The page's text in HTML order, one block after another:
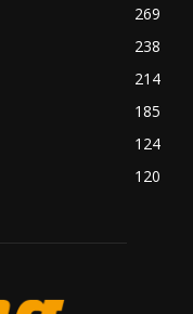
269
238
214
185
124
120